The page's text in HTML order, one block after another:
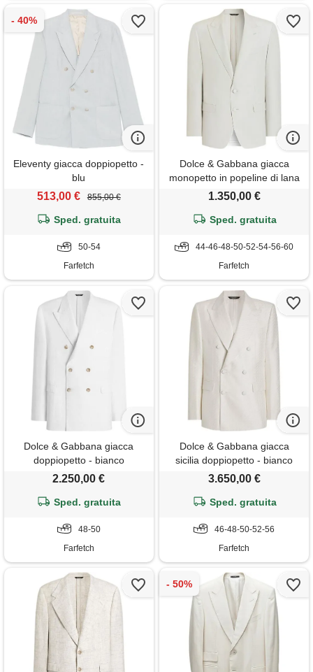
Eleventy giacca doppiopetto -
blu
513,00 € 855,00 €
Sped. gratuita
50-54
Farfetch
Dolce & Gabbana giacca
monopetto in popeline di lana
- toni neutri
1.350,00 €
Sped. gratuita
44-46-48-50-52-54-56-60
Farfetch
Dolce & Gabbana giacca
doppiopetto - bianco
2.250,00 €
Sped. gratuita
48-50
Farfetch
Dolce & Gabbana giacca
sicilia doppiopetto - bianco
3.650,00 €
Sped. gratuita
46-48-50-52-56
Farfetch